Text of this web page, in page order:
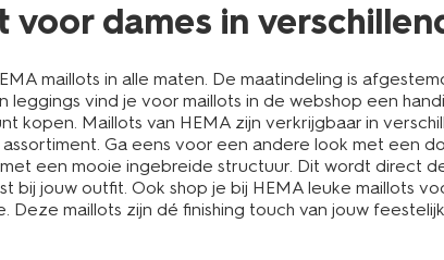
voor dames in
maillots in alle maten. De maatindeling is
leggings vind je voor maillots in de webshop een
kopen. Maillots van HEMA zijn verkrijgbaar in
Ga eens voor een andere look met een
een mooie ingebreide structuur. Dit wordt direct
bij jouw outfit. Ook shop je bij HEMA leuke maillots
Deze maillots zijn dé finishing touch van jouw